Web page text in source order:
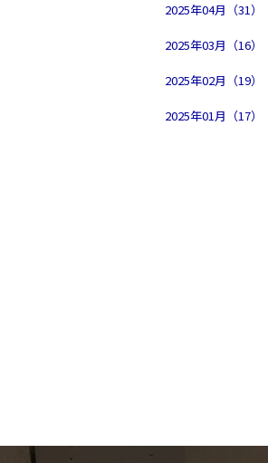
2025年04月（31）
2025年03月（16）
2025年02月（19）
2025年01月（17）